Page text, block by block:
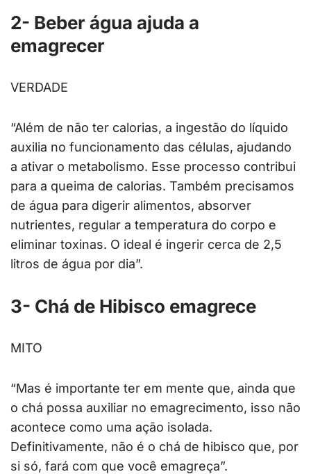
2- Beber água ajuda a
emagrecer
VERDADE
“Além de não ter calorias, a ingestão do líquido
auxilia no funcionamento das células, ajudando
a ativar o metabolismo. Esse processo contribui
para a queima de calorias. Também precisamos
de água para digerir alimentos, absorver
nutrientes, regular a temperatura do corpo e
eliminar toxinas. O ideal é ingerir cerca de 2,5
litros de água por dia”.
3- Chá de Hibisco emagrece
MITO
“Mas é importante ter em mente que, ainda que
o chá possa auxiliar no emagrecimento, isso não
acontece como uma ação isolada.
Definitivamente, não é o chá de hibisco que, por
si só, fará com que você emagreça”.